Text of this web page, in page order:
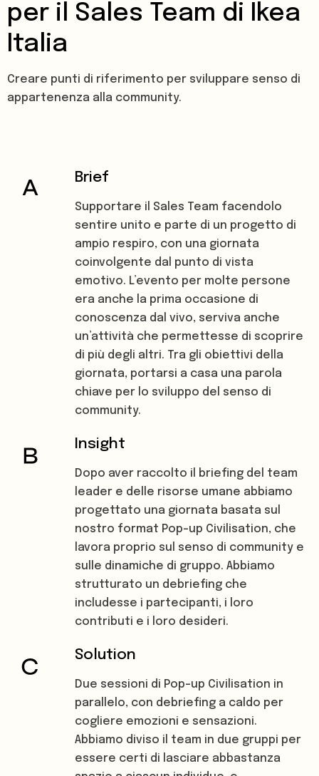
per il Sales Team di Ikea
Italia
Creare punti di riferimento per sviluppare senso di
appartenenza alla community.
Brief
Supportare il Sales Team facendolo
sentire unito e parte di un progetto di
ampio respiro, con una giornata
coinvolgente dal punto di vista
emotivo. L’evento per molte persone
era anche la prima occasione di
conoscenza dal vivo, serviva anche
un’attività che permettesse di scoprire
di più degli altri. Tra gli obiettivi della
giornata, portarsi a casa una parola
chiave per lo sviluppo del senso di
community.
Insight
Dopo aver raccolto il briefing del team
leader e delle risorse umane abbiamo
progettato una giornata basata sul
nostro format Pop-up Civilisation, che
lavora proprio sul senso di community e
sulle dinamiche di gruppo. Abbiamo
strutturato un debriefing che
includesse i partecipanti, i loro
contributi e i loro desideri.
Solution
Due sessioni di Pop-up Civilisation in
parallelo, con debriefing a caldo per
cogliere emozioni e sensazioni.
Abbiamo diviso il team in due gruppi per
essere certi di lasciare abbastanza